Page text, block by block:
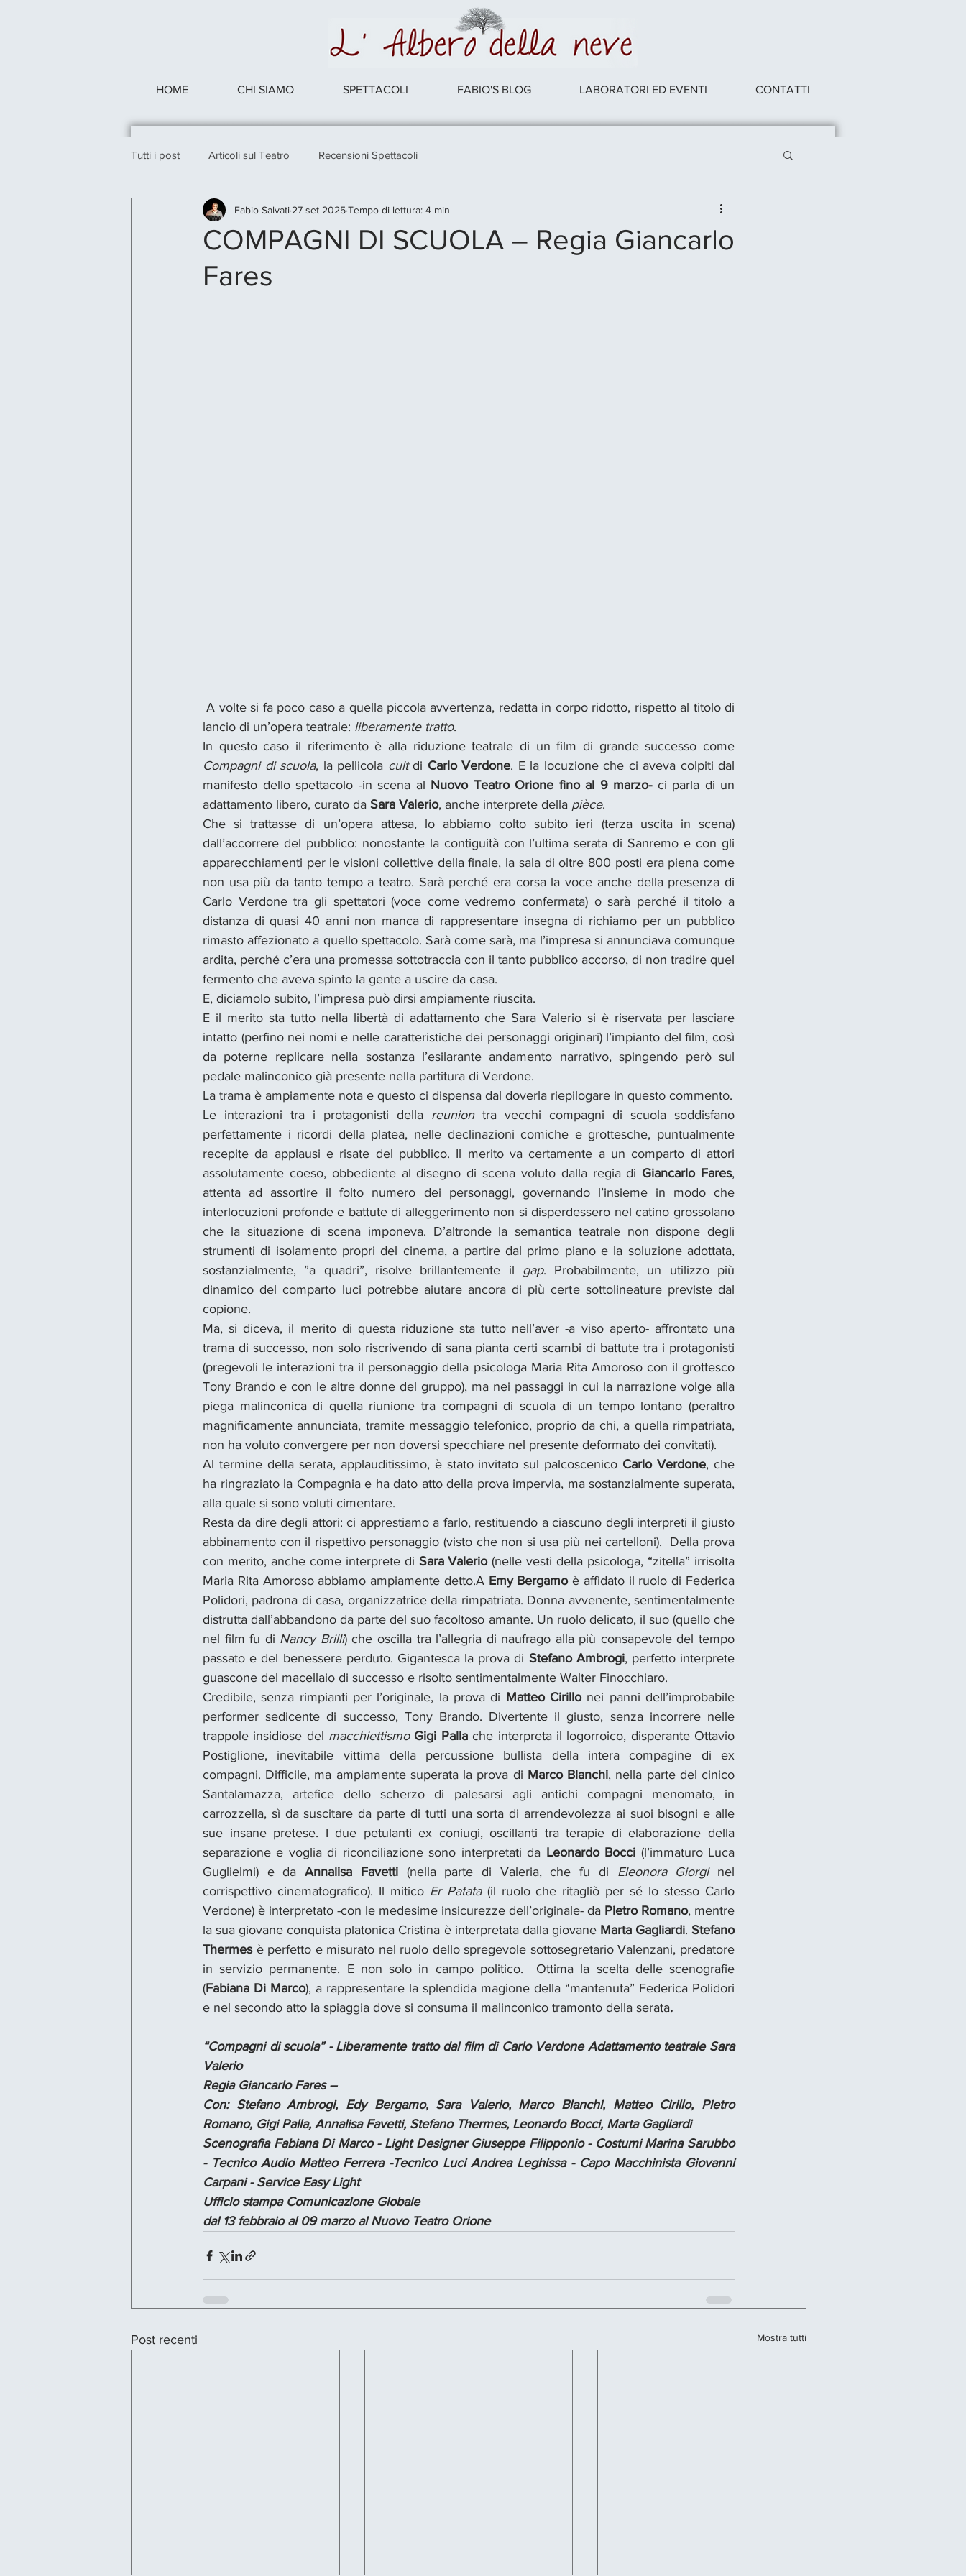
HOME CHI SIAMO SPETTACOLI FABIO'S BLOG LABORATORI ED EVENTI CONTATTI
Tutti i post Articoli sul Teatro Recensioni Spettacoli
COMPAGNI DI SCUOLA – Regia Giancarlo
Fares
Fabio Salvati 27 set 2025Tempo di lettura: 4 min
A volte si fa poco caso a quella piccola avvertenza, redatta in corpo ridotto, rispetto al titolo di
lancio di un’opera teatrale: liberamente tratto.
Compagni di scuola, la pellicola cult di Carlo Verdone. E la locuzione che ci aveva colpiti dal
manifesto dello spettacolo -in scena al Nuovo Teatro Orione fino al 9 marzo- ci parla di un
adattamento libero, curato da Sara Valerio, anche interprete della pièce.
Che si trattasse di un’opera attesa, lo abbiamo colto subito ieri (terza uscita in scena)
dall’accorrere del pubblico: nonostante la contiguità con l’ultima serata di Sanremo e con gli
apparecchiamenti per le visioni collettive della finale, la sala di oltre 800 posti era piena come
non usa più da tanto tempo a teatro. Sarà perché era corsa la voce anche della presenza di
Carlo Verdone tra gli spettatori (voce come vedremo confermata) o sarà perché il titolo a
distanza di quasi 40 anni non manca di rappresentare insegna di richiamo per un pubblico
rimasto affezionato a quello spettacolo. Sarà come sarà, ma l’impresa si annunciava comunque
ardita, perché c’era una promessa sottotraccia con il tanto pubblico accorso, di non tradire quel
fermento che aveva spinto la gente a uscire da casa.
E, diciamolo subito, l’impresa può dirsi ampiamente riuscita.
E il merito sta tutto nella libertà di adattamento che Sara Valerio si è riservata per lasciare
intatto (perfino nei nomi e nelle caratteristiche dei personaggi originari) l’impianto del film, così
da poterne replicare nella sostanza l’esilarante andamento narrativo, spingendo però sul
pedale malinconico già presente nella partitura di Verdone.
La trama è ampiamente nota e questo ci dispensa dal doverla riepilogare in questo commento.
Le interazioni tra i protagonisti della reunion tra vecchi compagni di scuola soddisfano
perfettamente i ricordi della platea, nelle declinazioni comiche e grottesche, puntualmente
recepite da applausi e risate del pubblico. Il merito va certamente a un comparto di attori
assolutamente coeso, obbediente al disegno di scena voluto dalla regia di Giancarlo Fares,
attenta ad assortire il folto numero dei personaggi, governando l’insieme in modo che
interlocuzioni profonde e battute di alleggerimento non si disperdessero nel catino grossolano
che la situazione di scena imponeva. D’altronde la semantica teatrale non dispone degli
strumenti di isolamento propri del cinema, a partire dal primo piano e la soluzione adottata,
sostanzialmente, ”a quadri”, risolve brillantemente il gap. Probabilmente, un utilizzo più
dinamico del comparto luci potrebbe aiutare ancora di più certe sottolineature previste dal
copione.
Ma, si diceva, il merito di questa riduzione sta tutto nell’aver -a viso aperto- affrontato una
trama di successo, non solo riscrivendo di sana pianta certi scambi di battute tra i protagonisti
(pregevoli le interazioni tra il personaggio della psicologa Maria Rita Amoroso con il grottesco
Tony Brando e con le altre donne del gruppo), ma nei passaggi in cui la narrazione volge alla
piega malinconica di quella riunione tra compagni di scuola di un tempo lontano (peraltro
magnificamente annunciata, tramite messaggio telefonico, proprio da chi, a quella rimpatriata,
non ha voluto convergere per non doversi specchiare nel presente deformato dei convitati).
Al termine della serata, applauditissimo, è stato invitato sul palcoscenico Carlo Verdone, che
ha ringraziato la Compagnia e ha dato atto della prova impervia, ma sostanzialmente superata,
alla quale si sono voluti cimentare.
Resta da dire degli attori: ci apprestiamo a farlo, restituendo a ciascuno degli interpreti il giusto
abbinamento con il rispettivo personaggio (visto che non si usa più nei cartelloni).  Della prova
con merito, anche come interprete di Sara Valerio (nelle vesti della psicologa, “zitella” irrisolta
Maria Rita Amoroso abbiamo ampiamente detto.A Emy Bergamo è affidato il ruolo di Federica
Polidori, padrona di casa, organizzatrice della rimpatriata. Donna avvenente, sentimentalmente
distrutta dall’abbandono da parte del suo facoltoso amante. Un ruolo delicato, il suo (quello che
nel film fu di Nancy Brilli) che oscilla tra l’allegria di naufrago alla più consapevole del tempo
passato e del benessere perduto. Gigantesca la prova di Stefano Ambrogi, perfetto interprete
guascone del macellaio di successo e risolto sentimentalmente Walter Finocchiaro.
Credibile, senza rimpianti per l’originale, la prova di Matteo Cirillo nei panni dell’improbabile
performer sedicente di successo, Tony Brando. Divertente il giusto, senza incorrere nelle
trappole insidiose del macchiettismo Gigi Palla che interpreta il logorroico, disperante Ottavio
Postiglione, inevitabile vittima della percussione bullista della intera compagine di ex
compagni. Difficile, ma ampiamente superata la prova di Marco Blanchi, nella parte del cinico
Santalamazza, artefice dello scherzo di palesarsi agli antichi compagni menomato, in
carrozzella, sì da suscitare da parte di tutti una sorta di arrendevolezza ai suoi bisogni e alle
sue insane pretese. I due petulanti ex coniugi, oscillanti tra terapie di elaborazione della
separazione e voglia di riconciliazione sono interpretati da Leonardo Bocci (l’immaturo Luca
Guglielmi) e da Annalisa Favetti (nella parte di Valeria, che fu di Eleonora Giorgi nel
corrispettivo cinematografico). Il mitico Er Patata (il ruolo che ritagliò per sé lo stesso Carlo
Verdone) è interpretato -con le medesime insicurezze dell’originale- da Pietro Romano, mentre
la sua giovane conquista platonica Cristina è interpretata dalla giovane Marta Gagliardi. Stefano
Thermes è perfetto e misurato nel ruolo dello spregevole sottosegretario Valenzani, predatore
in servizio permanente. E non solo in campo politico.  Ottima la scelta delle scenografie
(Fabiana Di Marco), a rappresentare la splendida magione della “mantenuta” Federica Polidori
e nel secondo atto la spiaggia dove si consuma il malinconico tramonto della serata.
“Compagni di scuola” - Liberamente tratto dal film di Carlo Verdone Adattamento teatrale Sara
Valerio
Regia Giancarlo Fares –
Con: Stefano Ambrogi, Edy Bergamo, Sara Valerio, Marco Blanchi, Matteo Cirillo, Pietro
Romano, Gigi Palla, Annalisa Favetti, Stefano Thermes, Leonardo Bocci, Marta Gagliardi
Scenografia Fabiana Di Marco - Light Designer Giuseppe Filipponio - Costumi Marina Sarubbo
- Tecnico Audio Matteo Ferrera -Tecnico Luci Andrea Leghissa - Capo Macchinista Giovanni
Carpani - Service Easy Light
Ufficio stampa Comunicazione Globale
dal 13 febbraio al 09 marzo al Nuovo Teatro Orione
Post recenti Mostra tutti